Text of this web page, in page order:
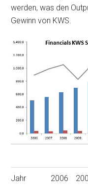
werden, was den
Gewinn von KWS.
Jahr 2006